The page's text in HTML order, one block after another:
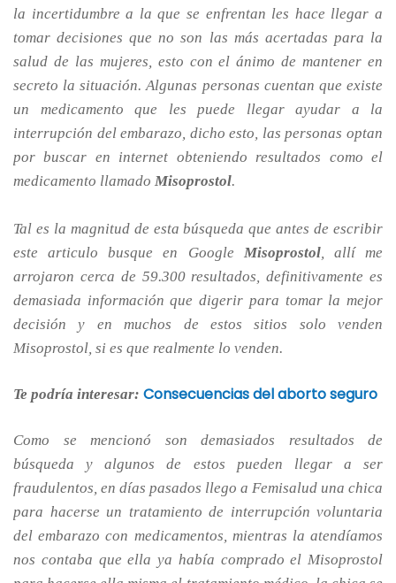
la incertidumbre a la que se enfrentan les hace llegar a
tomar decisiones que no son las más acertadas para la
salud de las mujeres, esto con el ánimo de mantener en
secreto la situación. Algunas personas cuentan que existe
un medicamento que les puede llegar ayudar a la
interrupción del embarazo, dicho esto, las personas optan
por buscar en internet obteniendo resultados como el
medicamento llamado Misoprostol.
Tal es la magnitud de esta búsqueda que antes de escribir
este articulo busque en Google Misoprostol, allí me
arrojaron cerca de 59.300 resultados, definitivamente es
demasiada información que digerir para tomar la mejor
decisión y en muchos de estos sitios solo venden
Misoprostol, si es que realmente lo venden.
Te podría interesar: Consecuencias del aborto seguro
Como se mencionó son demasiados resultados de
búsqueda y algunos de estos pueden llegar a ser
fraudulentos, en días pasados llego a Femisalud una chica
para hacerse un tratamiento de interrupción voluntaria
del embarazo con medicamentos, mientras la atendíamos
nos contaba que ella ya había comprado el Misoprostol